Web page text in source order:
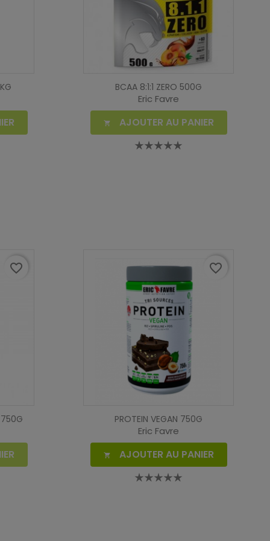
BCAA 8:1:1 ZERO 500G
Eric Favre
 AJOUTER AU PANIER
750G
favorite_border
PROTEIN VEGAN 750G
Eric Favre
 AJOUTER AU PANIER
favorite_border